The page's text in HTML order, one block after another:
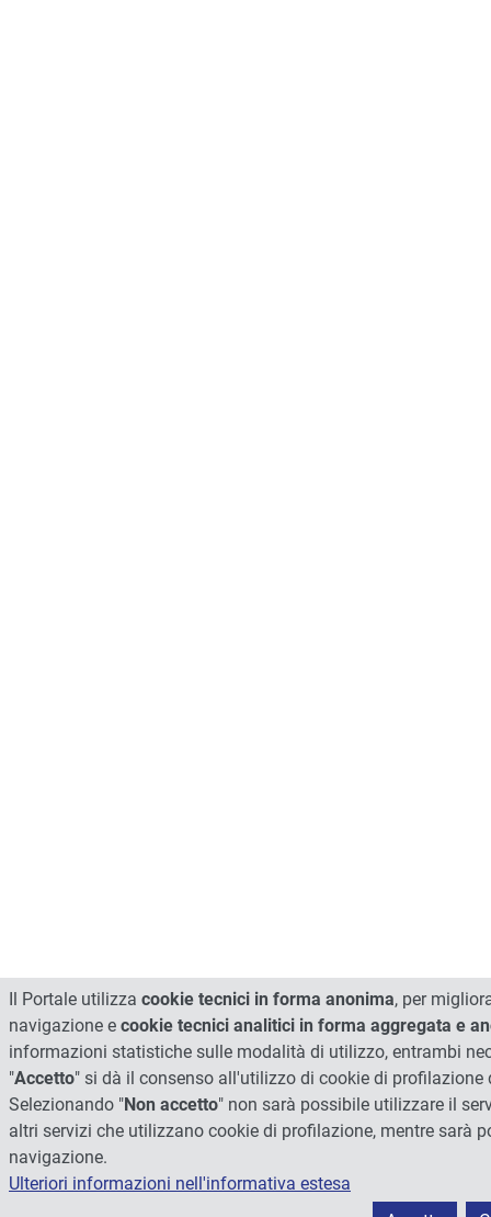
Il Portale utilizza cookie tecnici in forma anonima, per
navigazione e cookie tecnici analitici in forma aggregata e
informazioni statistiche sulle modalità di utilizzo, entrambi
"Accetto" si dà il consenso all'utilizzo di cookie di profilazione
Selezionando "Non accetto" non sarà possibile utilizzare il
altri servizi che utilizzano cookie di profilazione, mentre sarà
navigazione.
Ulteriori informazioni nell'informativa estesa